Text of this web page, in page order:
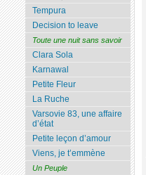
Tempura
Decision to leave
Toute une nuit sans savoir
Clara Sola
Karnawal
Petite Fleur
La Ruche
Varsovie 83, une affaire
d’état
Petite leçon d’amour
Viens, je t’emmène
Un Peuple